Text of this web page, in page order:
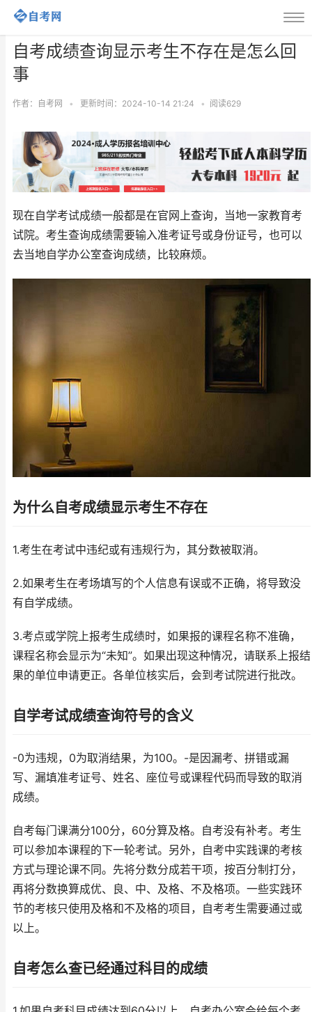
自考成绩查询显示考生不存在是怎么回
事
作者：自考网 • 更新时间：2024-10-14 21:24 • 阅读629
现在自学考试成绩一般都是在官网上查询，当地一家教育考
试院。考生查询成绩需要输入准考证号或身份证号，也可以
去当地自学办公室查询成绩，比较麻烦。
为什么自考成绩显示考生不存在
1.考生在考试中违纪或有违规行为，其分数被取消。
2.如果考生在考场填写的个人信息有误或不正确，将导致没
有自学成绩。
3.考点或学院上报考生成绩时，如果报的课程名称不准确，
课程名称会显示为“未知”。如果出现这种情况，请联系上报结
果的单位申请更正。各单位核实后，会到考试院进行批改。
自学考试成绩查询符号的含义
-0为违规，0为取消结果，为100。-是因漏考、拼错或漏
写、漏填准考证号、姓名、座位号或课程代码而导致的取消
成绩。
自考每门课满分100分，60分算及格。自考没有补考。考生
可以参加本课程的下一轮考试。另外，自考中实践课的考核
方式与理论课不同。先将分数分成若干项，按百分制打分，
再将分数换算成优、良、中、及格、不及格项。一些实践环
节的考核只使用及格和不及格的项目，自考考生需要通过或
以上。
自考怎么查已经通过科目的成绩